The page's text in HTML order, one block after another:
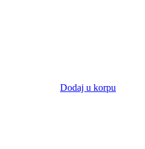
Dodaj u korpu